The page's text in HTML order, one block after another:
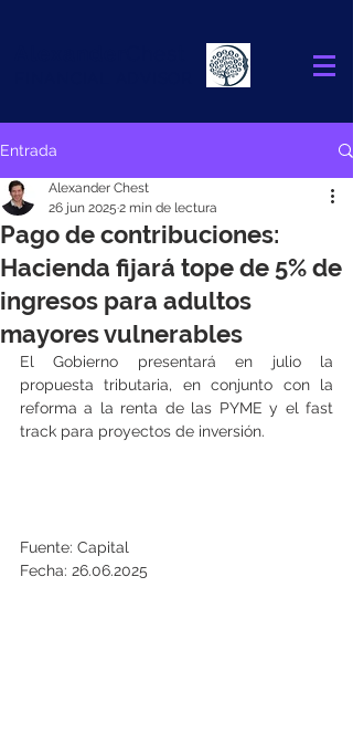
Entrada
Pago de contribuciones:
Hacienda fijará tope de 5% de
ingresos para adultos
mayores vulnerables
Alexander Chest
26 jun 2025 2 min de lectura
El Gobierno presentará en julio la
propuesta tributaria, en conjunto con la
reforma a la renta de las PYME y el fast
track para proyectos de inversión.
Fuente: Capital
Fecha: 26.06.2025